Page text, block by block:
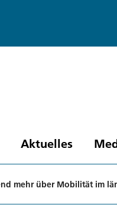
Aktuelles
mehr über Mobilität im